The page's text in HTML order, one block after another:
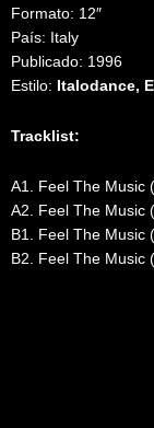
Formato: 12″
País: Italy
Publicado: 1996
Estilo: Italodance,
Tracklist:
A1. Feel The Music
A2. Feel The Music
B1. Feel The Music
B2. Feel The Music